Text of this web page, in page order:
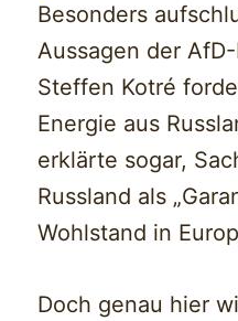
Besonders
Aussagen der
Steffen Kotré
Energie aus
erklärte sogar,
Russland als
Wohlstand in
Doch genau hier